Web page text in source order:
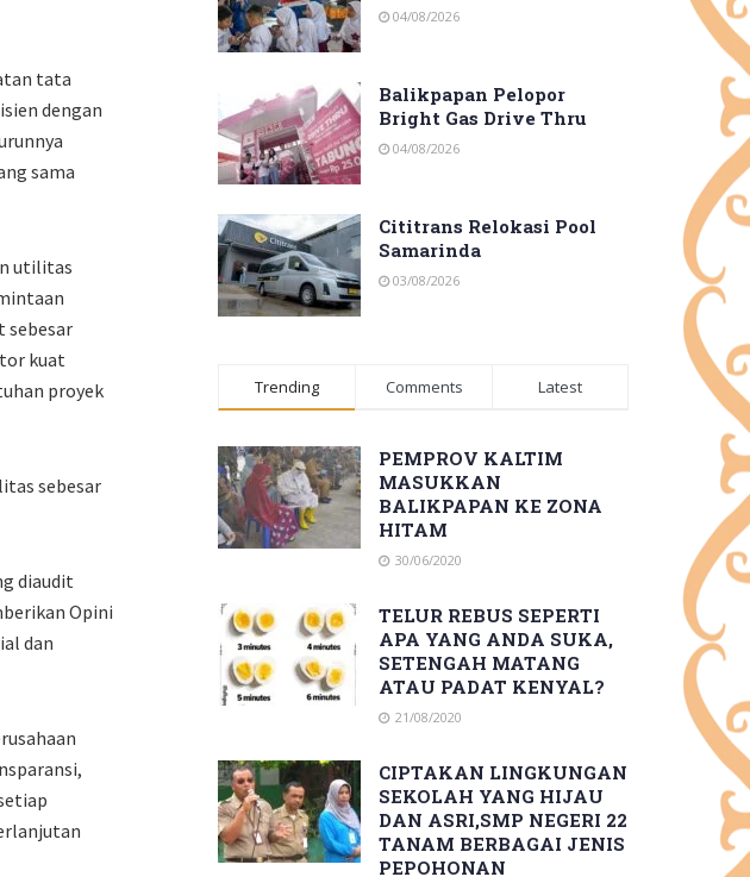
tata
dengan
sama
utilitas
sebesar
kuat
proyek
sebesar
diaudit
Opini
dan
04/08/2026
Balikpapan Pelopor
Bright Gas Drive Thru
04/08/2026
Cititrans Relokasi Pool
Samarinda
03/08/2026
Trending Comments Latest
PEMPROV KALTIM
MASUKKAN
BALIKPAPAN KE ZONA
HITAM
30/06/2020
TELUR REBUS SEPERTI
APA YANG ANDA SUKA,
SETENGAH MATANG
ATAU PADAT KENYAL?
21/08/2020
CIPTAKAN LINGKUNGAN
SEKOLAH YANG HIJAU
DAN ASRI,SMP NEGERI 22
TANAM BERBAGAI JENIS
PEPOHONAN